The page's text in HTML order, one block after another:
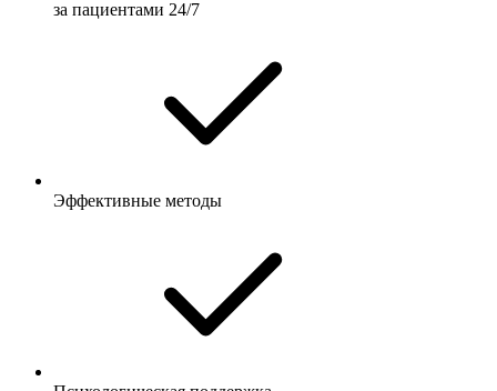
за пациентами 24/7
Эффективные методы